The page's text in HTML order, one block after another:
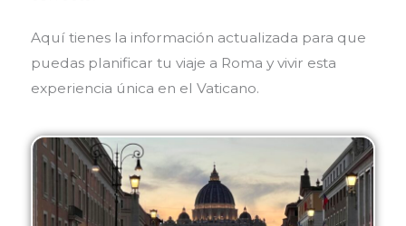
Aquí tienes la información actualizada para que
puedas planificar tu viaje a Roma y vivir esta
experiencia única en el Vaticano.